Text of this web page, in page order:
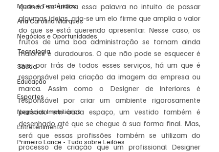
Moda e Tendências
Ana Carolina Marques
Negócios e Oportunidades
Tecnologia
Saúde
Educação
Esportes
Negócios Imobiliários
Entretenimento
Primeiro Lance - Tudo sobre Leilões
quando se utiliza essa palavra no intuito de passar
algumas ideias, cria-se um elo firme que amplia o valor
do que se está querendo apresentar. Nesse caso, os
frutos de uma boa administração se tornam ainda
maiores e duradouros. O que não pode se esquecer é
que, por trás de todos esses serviços, há um que é
responsável pela criação da imagem da empresa ou
marca. Assim como o Designer de interiores é
responsável por criar um ambiente rigorosamente
pensado em cada espaço, um vestido também é
desenhado até que se chegue à sua forma final. Mas,
será que essas profissões também se utilizam do
processo de criação que um profissional Designer